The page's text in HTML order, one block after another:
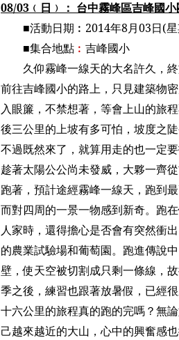
08/03 ﹙ 日 ﹚ ： 台中霧峰區吉峰國
■活動日期 ︰ 2014年8月03日(
■集合地點 ︰ 吉峰國小
久仰霧峰一線天的大名許久，
前往吉峰國小的路上，只見建築物
入眼簾，不禁想著，等會上山的旅
後三公里的上坡有多可怕，坡度之
不過既然來了，就算用走的也一定
趁著太陽公公尚未發威，大夥一齊
跑著 ，預計途經霧峰一線天，跑到
而對四周的一景一物感到新奇。跑
人家時，還得擔心是否會有突然衝
的農業試驗場和葡萄園。跑進傳說
壁，使天空被切割成只剩一條線，
季之後，練習也跟著放暑假，已經
十六公里的旅程真的跑的完嗎？無
己越來越近的大山，心中的興奮感